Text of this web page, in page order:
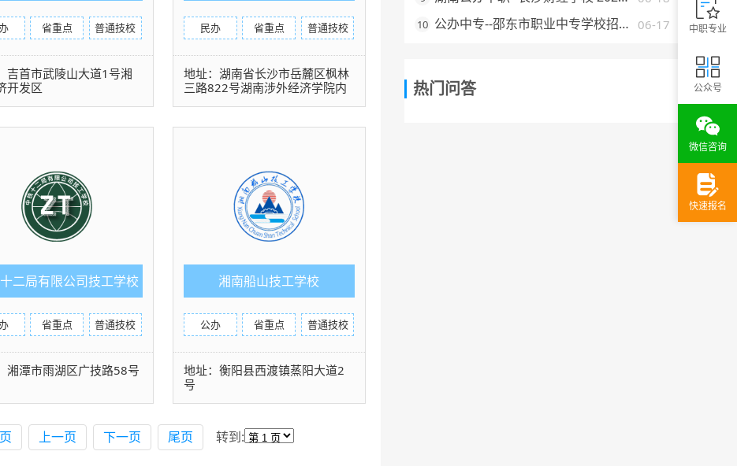
省重点 普通技校
吉首市武陵山大道1号湘
开发区
民办 省重点 普通技校
地址：湖南省长沙市岳麓区枫林
三路822号湖南涉外经济学院内
二局有限公司技工学校
省重点 普通技校
湘潭市雨湖区广技路58号
湘南船山技工学校
公办 省重点 普通技校
地址：衡阳县西渡镇蒸阳大道2
号
上一页 下一页 尾页 转到:
10 06-17
公办中专--邵东市职业中专学校招生简章（2025 年）
热门问答
中职专业
公众号
微信咨询
快速报名